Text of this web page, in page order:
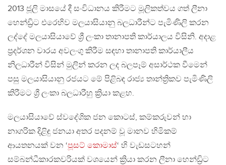
2013 ජූලි මාසයේ දී සංවිධානය කිරීමට මූලිකත්වය ගත් ලීනා
හෙන්ඩ්‍රිට එරෙහිව මලයාසියානු බලධාරීන්ට පැමිණිලි කරන
ලද්දේ මලයාසියාවේ ශ්‍රී ලංකා තානාපති කාර්යාලය විසිනි. අදාළ
ප්‍රදර්ශන වාරය අවලංගු කිරීම සඳහා තානාපති කාර්යාලීය
නිලධාරීන් විසින් මුලින් කරන ලද බලපෑම් අසාර්ථක වීමෙන්
පසු මලයාසියානු රජයට මේ පිළිබඳ රාජ්‍ය තාන්ත්‍රිකව පැමිණිලි
කිරීමට ශ්‍රී ලංකා බලධාරීහු ක්‍රියා කළහ.
මලයාසියාවේ ස්වදේශික ජන කොටස්, කම්කරුවන් හා
නාගරික දිළිඳු ජනයා අතර පදනම් වූ මානව හිමිකම්
ආයතනයක් වන ‘පූසට් කොමාස්‘ හි වැඩසටහන්
සම්බන්ධීකාරකවරියක් වශයෙන් ක්‍රියා කරන ලීනා හෙන්ඩ්‍රිට